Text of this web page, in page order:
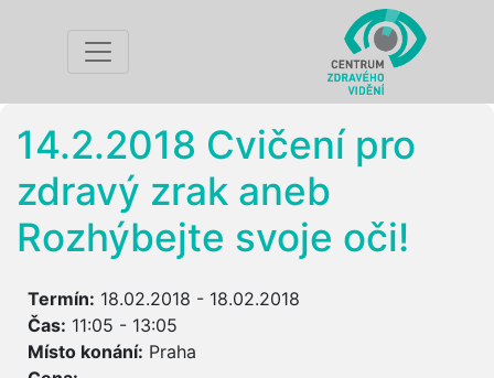
14.2.2018 Cvičení pro
zdravý zrak aneb
Rozhýbejte svoje oči!
Termín: 18.02.2018 - 18.02.2018
Čas: 11:05 - 13:05
Místo konání: Praha